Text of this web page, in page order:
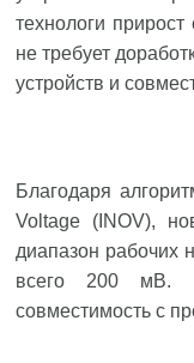
технологи
не требует
устройств и
Благодаря
Voltage (INOV),
диапазон рабочих
всего 200 мВ.
совместимость с